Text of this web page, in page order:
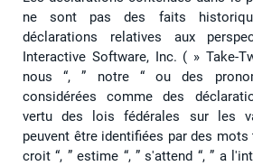
ne sont pas des faits
déclarations relatives aux
Interactive Software, Inc. ( » Take-
nous “, ” notre “ ou des
considérées comme des
vertu des lois fédérales sur les
peuvent être identifiées par des mots
croit “, ” estime “, ” s'attend “, ” a